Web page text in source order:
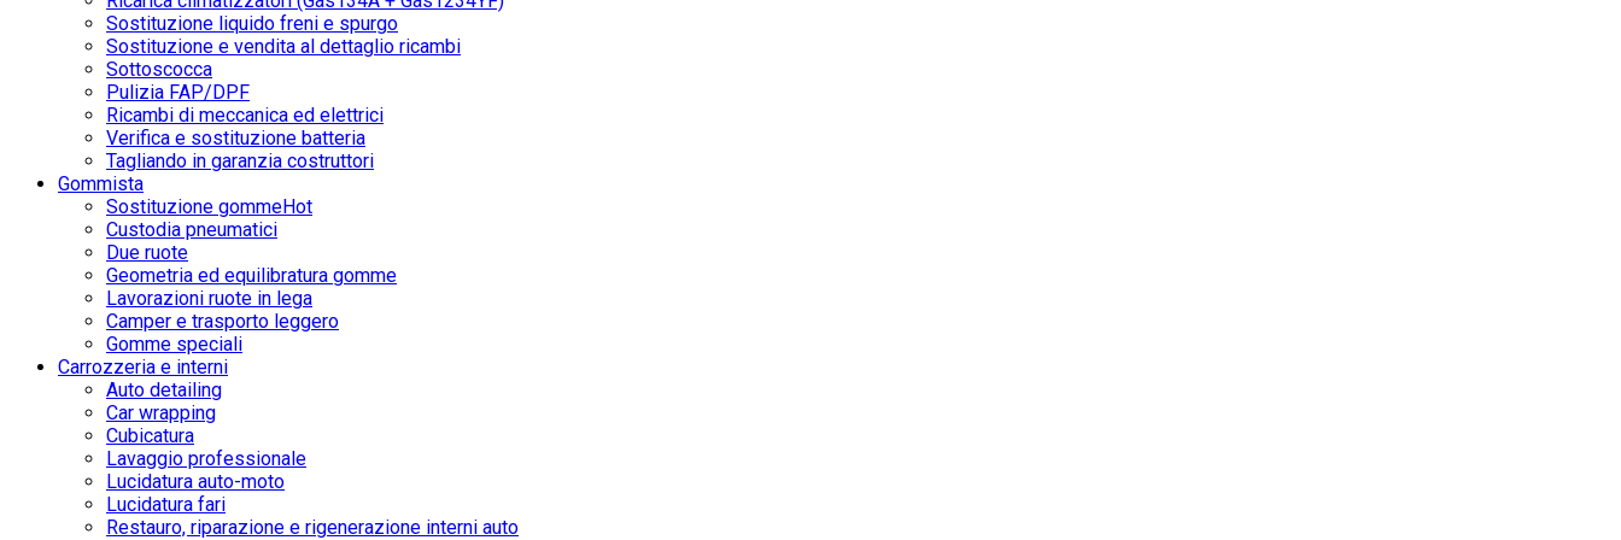
Sostituzione liquido freni e spurgo
Sostituzione e vendita al dettaglio ricambi
Sottoscocca
Pulizia FAP/DPF
Ricambi di meccanica ed elettrici
Verifica e sostituzione batteria
Tagliando in garanzia costruttori
Gommista
Sostituzione gommeHot
Custodia pneumatici
Due ruote
Geometria ed equilibratura gomme
Lavorazioni ruote in lega
Camper e trasporto leggero
Gomme speciali
Carrozzeria e interni
Auto detailing
Car wrapping
Cubicatura
Lavaggio professionale
Lucidatura auto-moto
Lucidatura fari
Restauro, riparazione e rigenerazione interni auto